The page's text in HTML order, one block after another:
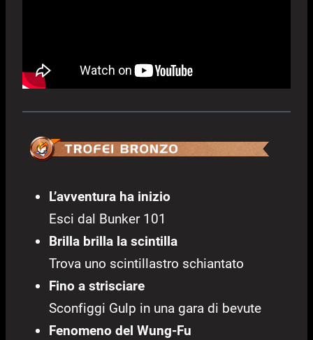
L’avventura ha inizio
Esci dal Bunker 101
Brilla brilla la scintilla
Trova uno scintillastro schiantato
Fino a strisciare
Sconfiggi Gulp in una gara di bevute
Fenomeno del Wung-Fu